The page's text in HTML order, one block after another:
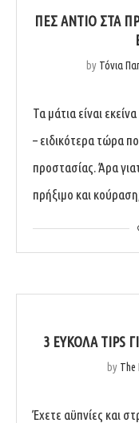
ΠΕΣ ΑΝΤΊΟ ΣΤΑ
by Τόνια
Τα μάτια είναι
– ειδικότερα τώρα
προστασίας. Άρα
πρήξιμο και
3 ΕΎΚΟΛΑ TIPS
by The
Έχετε αϋπνίες και